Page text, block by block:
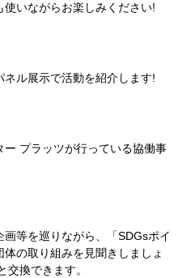
使いながらお楽しみください!
ル展示で活動を紹介します!
プラッツが行っている協働事
等を巡りながら、「SDGsポイ
の取り組みを見聞きしましょ
交換できます。